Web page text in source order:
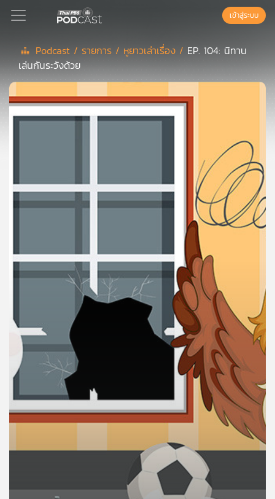
Podcast
เพล
เพล
สต์
ของ
คุณ
เพลง
บทความ
ข่าว
เกี่ยว
เข้าสู่ระบบ
Podcast / รายการ / หูยาวเล่าเรื่อง / EP. 104: นิทาน
เล่นกันระวังด้วย